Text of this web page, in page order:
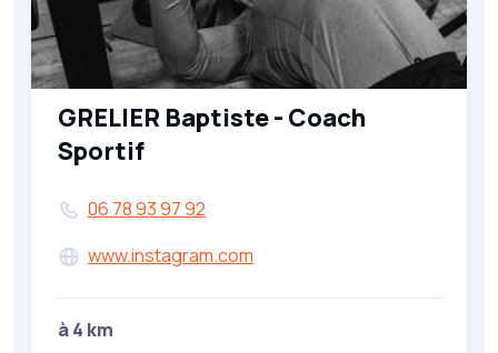
GRELIER Baptiste - Coach
Sportif
06 78 93 97 92
www.instagram.com
à 4 km